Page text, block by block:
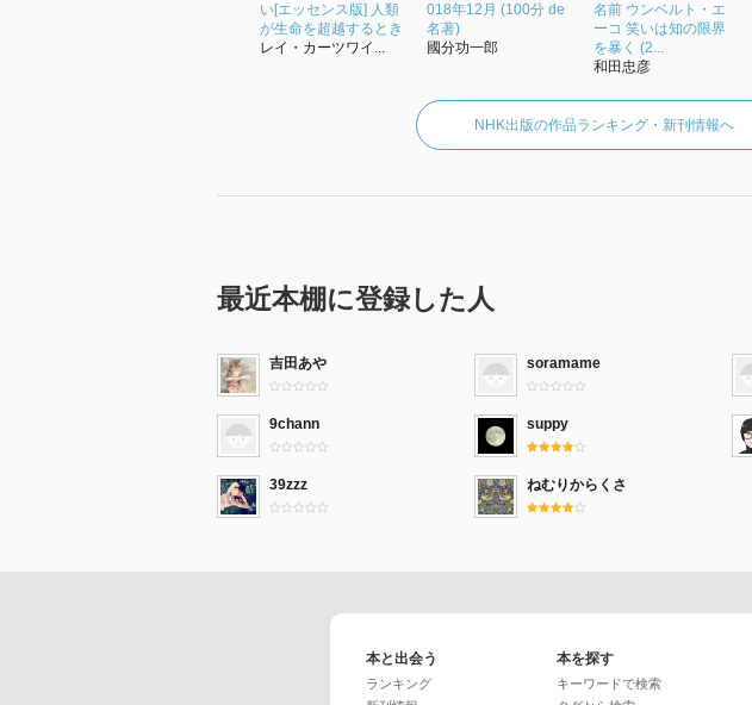
い[エッセンス版] 人類
が生命を超越するとき
レイ・カーツワイ...
018年12月 (100分 de
名著)
國分功一郎
名前 ウンベルト・エ
ーコ 笑いは知の限界
を暴く (2...
和田忠彦
NHK出版の作品ランキング・新刊情報へ
最近本棚に登録した人
吉田あや soramame
9chann suppy
39zzz ねむりからくさ
本と出会う
ランキング
本を探す
キーワードで検索